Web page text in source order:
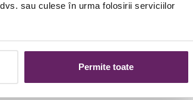
sau culese în urma folosirii serviciilor
Permite toate